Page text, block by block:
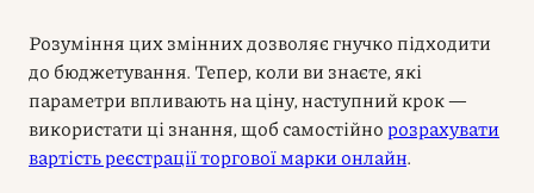
Розуміння цих змінних дозволяє гнучко підходити
до бюджетування. Тепер, коли ви знаєте, які
параметри впливають на ціну, наступний крок —
використати ці знання, щоб самостійно розрахувати
вартість реєстрації торгової марки онлайн.